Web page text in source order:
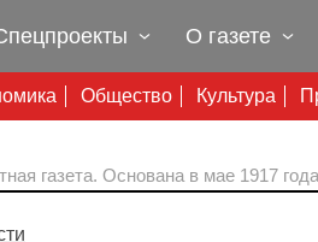
Общество Культура
О газете
газета. Основана в мае 1917